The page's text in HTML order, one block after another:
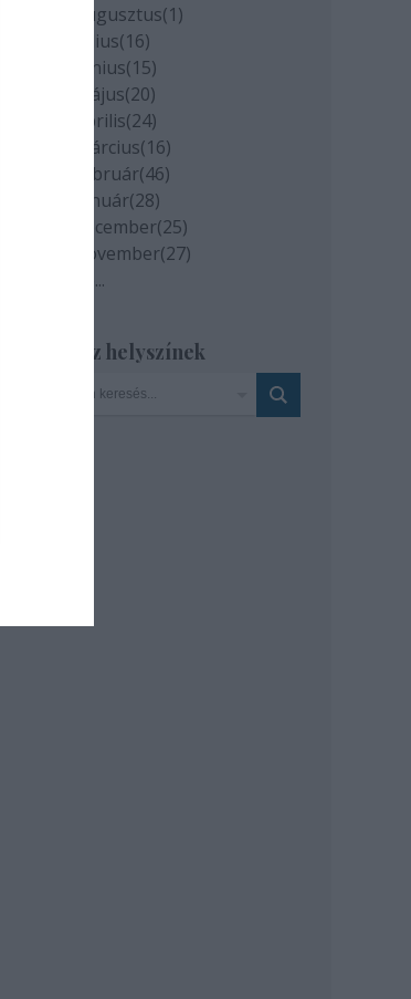
2020 augusztus(1)
2020 július(16)
2020 június(15)
2020 május(20)
2020 április(24)
2020 március(16)
2020 február(46)
2020 január(28)
2019 december(25)
2019 november(27)
...
Szinház helyszínek